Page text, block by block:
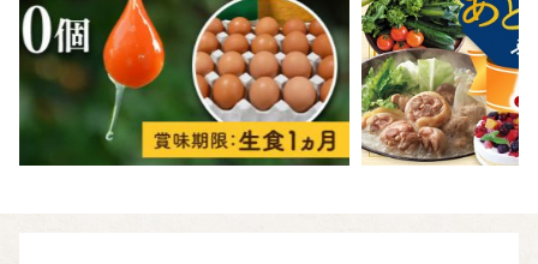
自治体ホームページはこちら（外部サイト）
外部サイトへ遷移します。
個人情報の保護は遷移先サイトの方針に従います。